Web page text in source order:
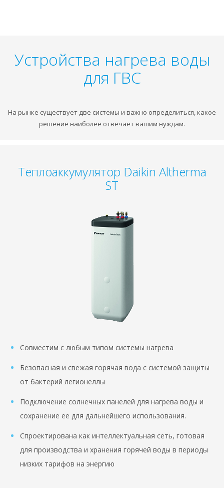
Устройства нагрева воды
для ГВС
На рынке существует две системы и важно определиться, какое
решение наиболее отвечает вашим нуждам.
Теплоаккумулятор Daikin Altherma
ST
Совместим с любым типом системы нагрева
Безопасная и свежая горячая вода с системой защиты
от бактерий легионеллы
Подключение солнечных панелей для нагрева воды и
сохранение ее для дальнейшего использования.
Спроектирована как интеллектуальная сеть, готовая
для производства и хранения горячей воды в периоды
низких тарифов на энергию